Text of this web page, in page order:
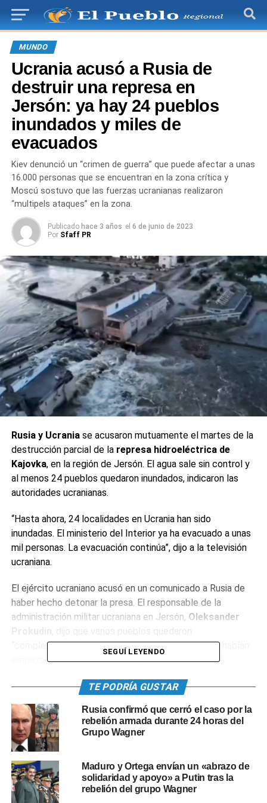
MUNDO
Ucrania acusó a Rusia de
destruir una represa en
Jersón: ya hay 24 pueblos
inundados y miles de
evacuados
Kiev denunció un “crimen de guerra” que puede afectar a unas
16.000 personas que se encuentran en la zona crítica y
Moscú sostuvo que las fuerzas ucranianas realizaron
“multipels ataques” en la zona.
Publicado hace 3 años el 6 de junio de 2023
Por Sfaff PR
Rusia y Ucraniase acusaron mutuamente el martes de la
destrucción parcial de la represa hidroeléctrica de
Kajovka, en la región de Jersón. El agua sale sin control y
al menos 24 pueblos quedaron inundados, indicaron las
autoridades ucranianas.
“Hasta ahora, 24 localidades en Ucrania han sido
inundadas. El ministerio del Interior ya ha evacuado a unas
mil personas. La evacuación continúa”, dijo a la televisión
ucraniana.
El ejército ucraniano acusó en un comunicado a Rusia de
haber hecho detonar la presa. El responsable de la
administración militar ucraniana en Jersón, Oleksander
“completamente o parcialmente inundados” y que habían
empezado la evacuación de la población de la zona.
SEGUÍ LEYENDO
TE PODRÍA GUSTAR
Rusia confirmó que cerró el caso por la
rebelión armada durante 24 horas del
Grupo Wagner
Maduro y Ortega envían un «abrazo de
solidaridad y apoyo» a Putin tras la
rebelión del grupo Wagner